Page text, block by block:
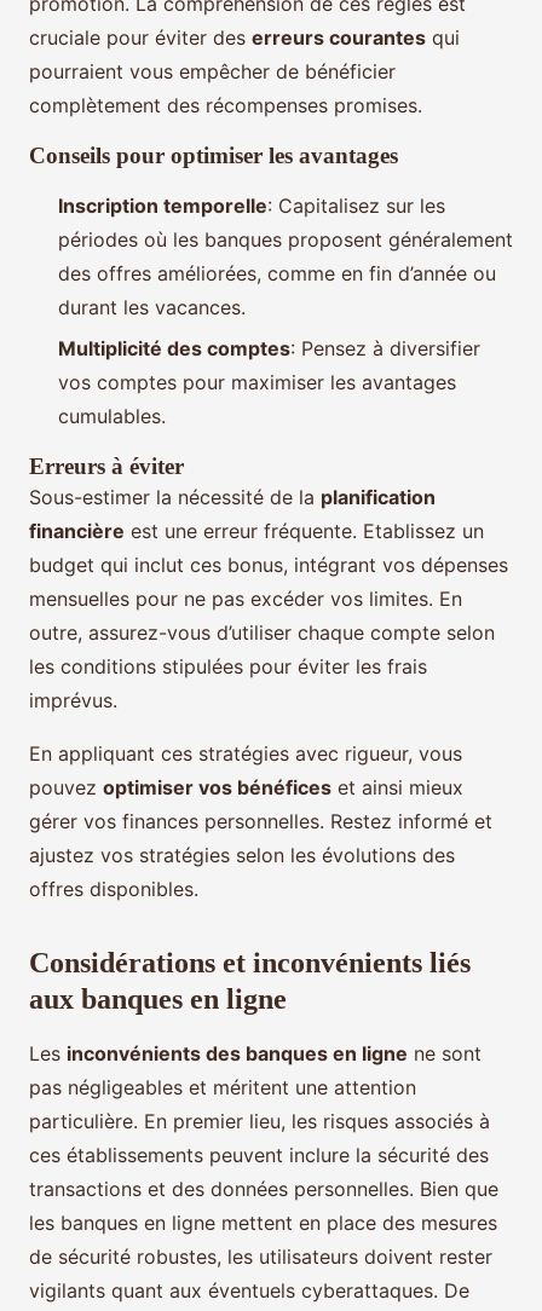
cruciale pour éviter des erreurs courantes qui
pourraient vous empêcher de bénéficier
complètement des récompenses promises.
Conseils pour optimiser les avantages
Inscription temporelle: Capitalisez sur les
périodes où les banques proposent généralement
des offres améliorées, comme en fin d’année ou
durant les vacances.
Multiplicité des comptes: Pensez à diversifier
vos comptes pour maximiser les avantages
cumulables.
Erreurs à éviter
Sous-estimer la nécessité de la planification
financière est une erreur fréquente. Etablissez un
budget qui inclut ces bonus, intégrant vos dépenses
mensuelles pour ne pas excéder vos limites. En
outre, assurez-vous d’utiliser chaque compte selon
les conditions stipulées pour éviter les frais
imprévus.
En appliquant ces stratégies avec rigueur, vous
pouvez optimiser vos bénéfices et ainsi mieux
gérer vos finances personnelles. Restez informé et
ajustez vos stratégies selon les évolutions des
offres disponibles.
Considérations et inconvénients liés
aux banques en ligne
Les inconvénients des banques en ligne ne sont
pas négligeables et méritent une attention
particulière. En premier lieu, les risques associés à
ces établissements peuvent inclure la sécurité des
transactions et des données personnelles. Bien que
les banques en ligne mettent en place des mesures
de sécurité robustes, les utilisateurs doivent rester
vigilants quant aux éventuels cyberattaques. De